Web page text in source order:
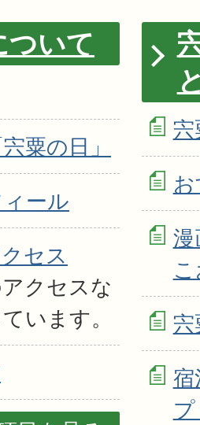
ついて
粟の日」
ール
セス
クセスな
います。
漫
宿